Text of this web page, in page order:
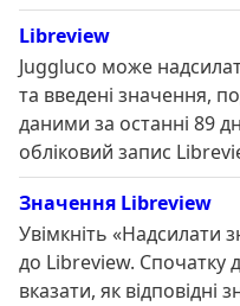
Libreview
Juggluco може
та введені значення,
даними за останні 89
обліковий запис
Значення Libreview
Увімкніть «Надсилати
до Libreview. Спочатку
вказати, як